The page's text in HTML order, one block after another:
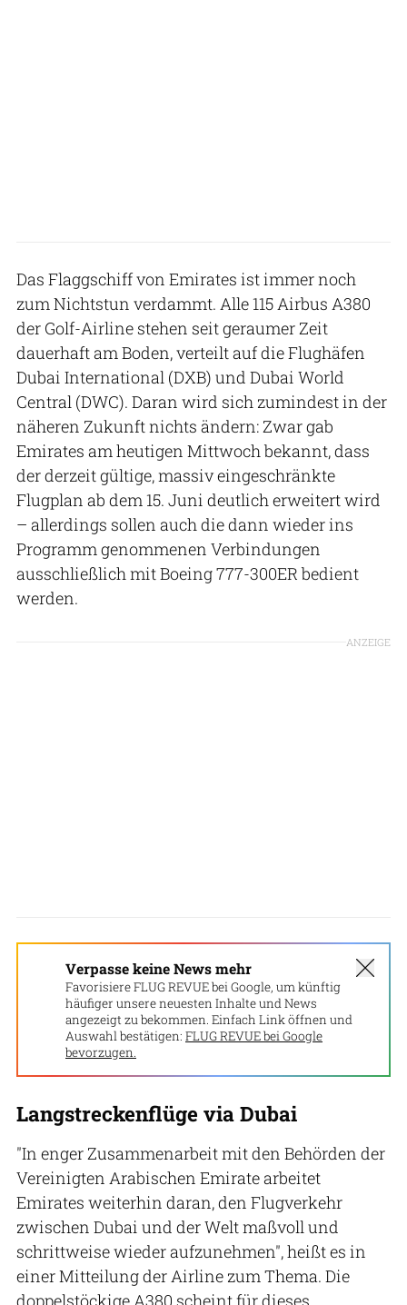
Das Flaggschiff von Emirates ist immer noch
zum Nichtstun verdammt. Alle 115 Airbus A380
der Golf-Airline stehen seit geraumer Zeit
dauerhaft am Boden, verteilt auf die Flughäfen
Dubai International (DXB) und Dubai World
Central (DWC). Daran wird sich zumindest in der
näheren Zukunft nichts ändern: Zwar gab
Emirates am heutigen Mittwoch bekannt, dass
der derzeit gültige, massiv eingeschränkte
Flugplan ab dem 15. Juni deutlich erweitert wird
– allerdings sollen auch die dann wieder ins
Programm genommenen Verbindungen
ausschließlich mit Boeing 777-300ER bedient
werden.
ANZEIGE
Verpasse keine News mehr
Favorisiere FLUG REVUE bei Google, um künftig
häufiger unsere neuesten Inhalte und News
angezeigt zu bekommen. Einfach Link öffnen und
Auswahl bestätigen: FLUG REVUE bei Google
bevorzugen.
Langstreckenflüge via Dubai
"In enger Zusammenarbeit mit den Behörden der
Vereinigten Arabischen Emirate arbeitet
Emirates weiterhin daran, den Flugverkehr
zwischen Dubai und der Welt maßvoll und
schrittweise wieder aufzunehmen", heißt es in
einer Mitteilung der Airline zum Thema. Die
doppelstöckige A380 scheint für dieses